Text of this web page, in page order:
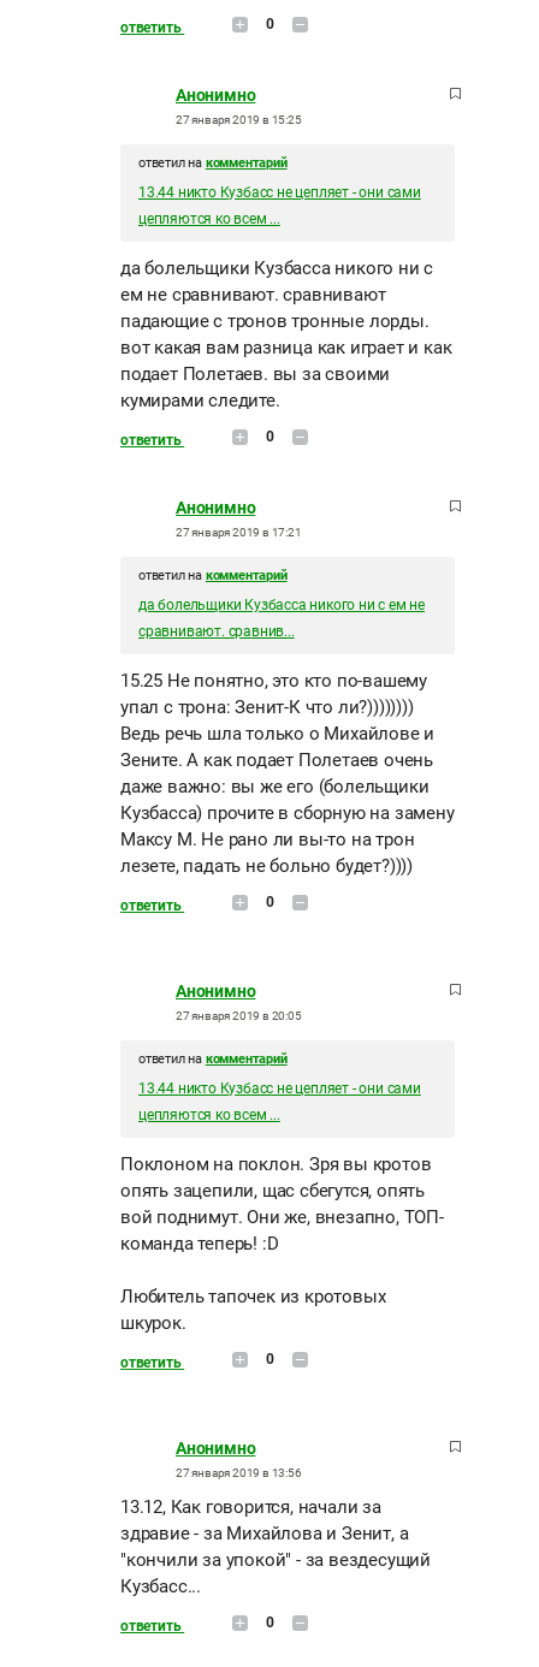
ответить 0
Анонимно
27 января 2019 в 15:25
ответил на комментарий
13.44 никто Кузбасс не цепляет - они сами
цепляются ко всем ...
да болельщики Кузбасса никого ни с
ем не сравнивают. сравнивают
падающие с тронов тронные лорды.
вот какая вам разница как играет и как
подает Полетаев. вы за своими
кумирами следите.
ответить 0
Анонимно
27 января 2019 в 17:21
ответил на комментарий
да болельщики Кузбасса никого ни с ем не
сравнивают. сравнив...
15.25 Не понятно, это кто по-вашему
упал с трона: Зенит-К что ли?))))))))
Ведь речь шла только о Михайлове и
Зените. А как подает Полетаев очень
даже важно: вы же его (болельщики
Кузбасса) прочите в сборную на замену
Максу М. Не рано ли вы-то на трон
лезете, падать не больно будет?))))
ответить 0
Анонимно
27 января 2019 в 20:05
ответил на комментарий
13.44 никто Кузбасс не цепляет - они сами
цепляются ко всем ...
Поклоном на поклон. Зря вы кротов
опять зацепили, щас сбегутся, опять
вой поднимут. Они же, внезапно, ТОП-
команда теперь! :D
Любитель тапочек из кротовых
шкурок.
ответить 0
Анонимно
27 января 2019 в 13:56
13.12, Как говорится, начали за
здравие - за Михайлова и Зенит, а
"кончили за упокой" - за вездесущий
Кузбасс...
ответить 0